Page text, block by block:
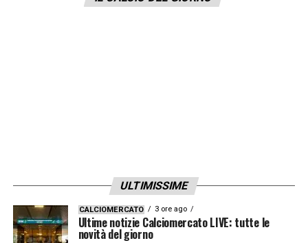
ULTIMISSIME
CALCIOMERCATO 3 ore ago
Ultime notizie Calciomercato LIVE: tutte le
novità del giorno